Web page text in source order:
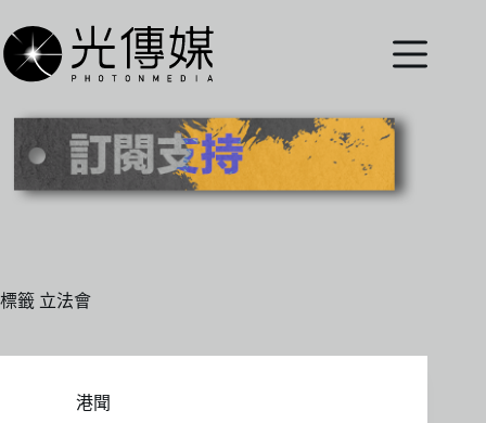
至
主
內
標籤 立法會
港聞